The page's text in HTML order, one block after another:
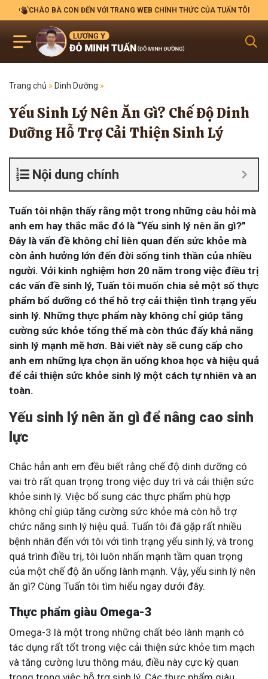
CHÀO BÀ CON ĐẾN VỚI TRANG WEB CHÍNH THỨC CỦA TUẤN TÔI
Trang chủ » Dinh Dưỡng »
Yếu Sinh Lý Nên Ăn Gì? Chế Độ Dinh
Dưỡng Hỗ Trợ Cải Thiện Sinh Lý
Nội dung chính
Tuấn tôi nhận thấy rằng một trong những câu hỏi mà
anh em hay thắc mắc đó là “Yếu sinh lý nên ăn gì?”
Đây là vấn đề không chỉ liên quan đến sức khỏe mà
còn ảnh hưởng lớn đến đời sống tinh thần của nhiều
người. Với kinh nghiệm hơn 20 năm trong việc điều trị
các vấn đề sinh lý, Tuấn tôi muốn chia sẻ một số thực
phẩm bổ dưỡng có thể hỗ trợ cải thiện tình trạng yếu
sinh lý. Những thực phẩm này không chỉ giúp tăng
cường sức khỏe tổng thể mà còn thúc đẩy khả năng
sinh lý mạnh mẽ hơn. Bài viết này sẽ cung cấp cho
anh em những lựa chọn ăn uống khoa học và hiệu quả
để cải thiện sức khỏe sinh lý một cách tự nhiên và an
toàn​​.
Yếu sinh lý nên ăn gì để nâng cao sinh
lực
Chắc hẳn anh em đều biết rằng chế độ dinh dưỡng có
vai trò rất quan trọng trong việc duy trì và cải thiện sức
khỏe sinh lý. Việc bổ sung các thực phẩm phù hợp
không chỉ giúp tăng cường sức khỏe mà còn hỗ trợ
chức năng sinh lý hiệu quả. Tuấn tôi đã gặp rất nhiều
bệnh nhân đến với tôi với tình trạng yếu sinh lý, và trong
quá trình điều trị, tôi luôn nhấn mạnh tầm quan trọng
của một chế độ ăn uống lành mạnh. Vậy, yếu sinh lý nên
ăn gì? Cùng Tuấn tôi tìm hiểu ngay dưới đây.
Thực phẩm giàu Omega-3
Omega-3 là một trong những chất béo lành mạnh có
tác dụng rất tốt trong việc cải thiện sức khỏe tim mạch
và tăng cường lưu thông máu, điều này cực kỳ quan